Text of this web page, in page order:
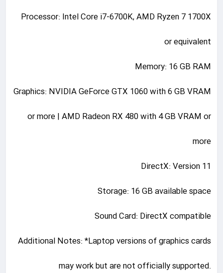
Processor: Intel Core i7-6700K, AMD Ryzen 7 1700X
or equivalent
Memory: 16 GB RAM
Graphics: NVIDIA GeForce GTX 1060 with 6 GB VRAM
or more | AMD Radeon RX 480 with 4 GB VRAM or
more
DirectX: Version 11
Storage: 16 GB available space
Sound Card: DirectX compatible
Additional Notes: *Laptop versions of graphics cards
may work but are not officially supported.